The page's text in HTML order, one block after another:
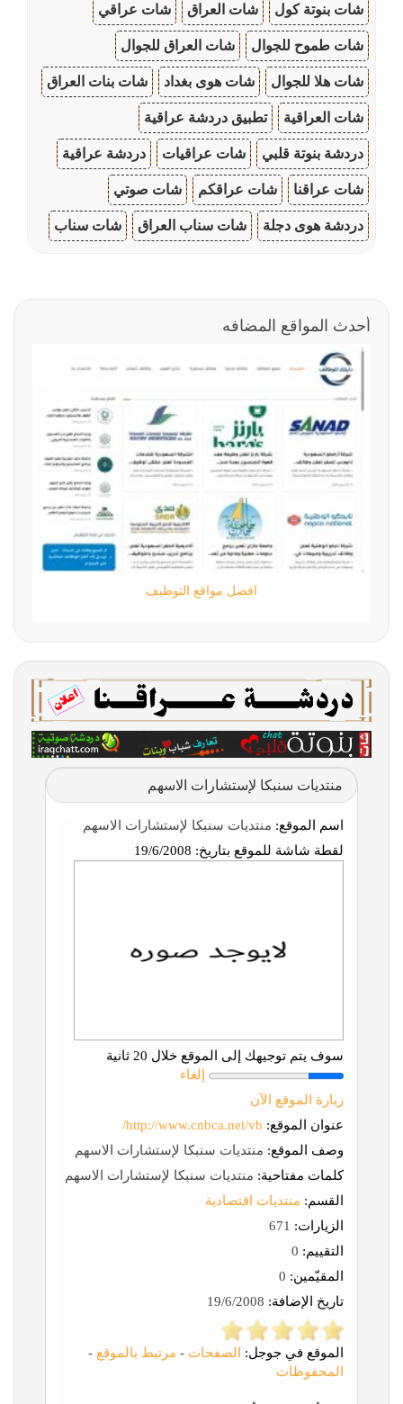
شات بنوتة كول شات العراق شات عراقي
شات طموح للجوال شات العراق للجوال
شات هلا للجوال شات هوى بغداد شات بنات العراق
شات العراقية تطبيق دردشة عراقية
دردشة بنوتة قلبي شات عراقيات دردشة عراقية
شات عراقنا شات عراقكم شات صوتي
دردشة هوى دجلة شات سناب العراق شات سناب
أحدث المواقع المضافه
افضل مواقع التوظيف
منتديات سنبكا لإستشارات الاسهم
اسم الموقع: منتديات سنبكا لإستشارات الاسهم
لقطة شاشة للموقع بتاريخ:
سوف يتم توجيهك إلى الموقع خلال 20 ثانية
إلغاء
زيارة الموقع الآن
عنوان الموقع: http://www.cnbca.net/vb/
وصف الموقع: منتديات سنبكا لإستشارات الاسهم
كلمات مفتاحية: منتديات سنبكا لإستشارات الاسهم
القسم: منتديات اقتصادية
الزيارات:
التقييم:
المقيّمين:
تاريخ الإضافة:
الموقع في جوجل: الصفحات - مرتبط بالموقع -
المحفوظات